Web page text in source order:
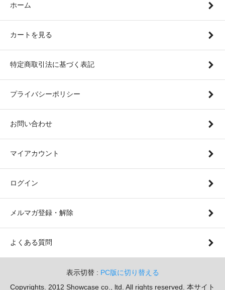
ホーム
カートを見る
特定商取引法に基づく表記
プライバシーポリシー
お問い合わせ
マイアカウント
ログイン
メルマガ登録・解除
よくある質問
表示切替 : PC版に切り替える
Copyrights. 2012 Showcase co., ltd. All rights reserved. 本サイト